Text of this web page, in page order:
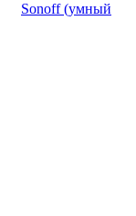
Sonoff (умный